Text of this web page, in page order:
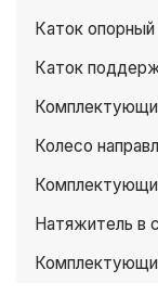
Каток опорный
Каток
Колесо
Натяжитель в